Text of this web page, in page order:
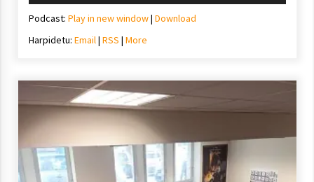
Podcast: Play in new window| Download
Harpidetu: Email| RSS | More